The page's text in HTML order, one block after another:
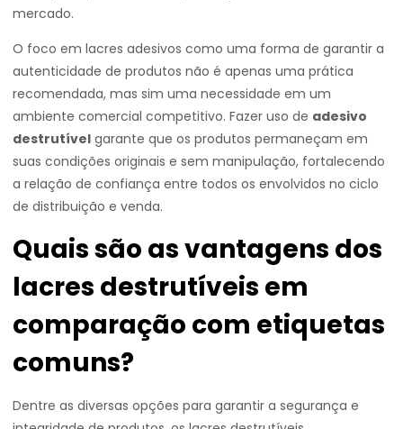
mercado.
O foco em lacres adesivos como uma forma de garantir a
autenticidade de produtos não é apenas uma prática
recomendada, mas sim uma necessidade em um
ambiente comercial competitivo. Fazer uso de adesivo
destrutível garante que os produtos permaneçam em
suas condições originais e sem manipulação, fortalecendo
a relação de confiança entre todos os envolvidos no ciclo
de distribuição e venda.
Quais são as vantagens dos
lacres destrutíveis em
comparação com etiquetas
comuns?
Dentre as diversas opções para garantir a segurança e